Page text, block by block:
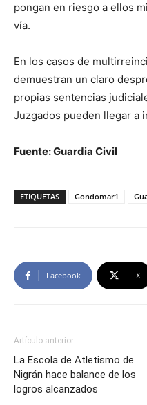
pongan en riesgo a ellos
vía.
En los casos de
demuestran un claro
propias sentencias
Juzgados pueden llegar a
Fuente: Guardia Civil
ETIQUETAS Gondomar1
Facebook X
Artículo anterior
La Escola de Atletismo de
Nigrán hace balance de los
logros alcanzados